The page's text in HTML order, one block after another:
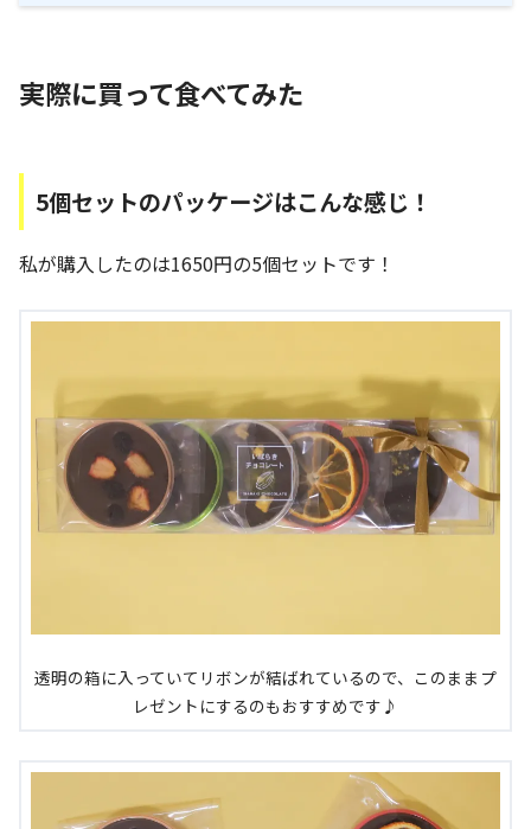
実際に買って食べてみた
5個セットのパッケージはこんな感じ！
私が購入したのは1650円の5個セットです！
透明の箱に入っていてリボンが結ばれているので、このままプ
レゼントにするのもおすすめです♪